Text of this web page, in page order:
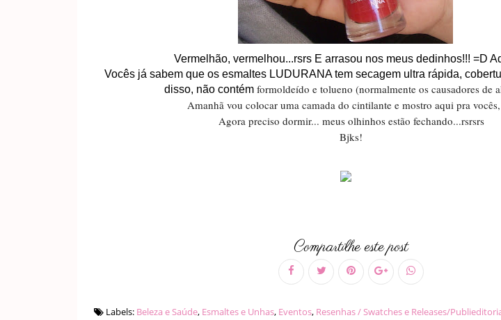
Vermelhão, vermelhou...rsrs E arrasou nos meus dedinhos!!! =D
Vocês já sabem que os esmaltes LUDURANA tem secagem ultra rápida,
disso, não contém formoldeído e tolueno (normalmente os causadores de
Amanhã vou colocar uma camada do cintilante e mostro aqui pra
Agora preciso dormir... meus olhinhos estão fechando...rsrsrs
Bjks!
Compartilhe este post
Labels: Beleza e Saúde, Esmaltes e Unhas, Eventos, Resenhas / Swatches e Releases/